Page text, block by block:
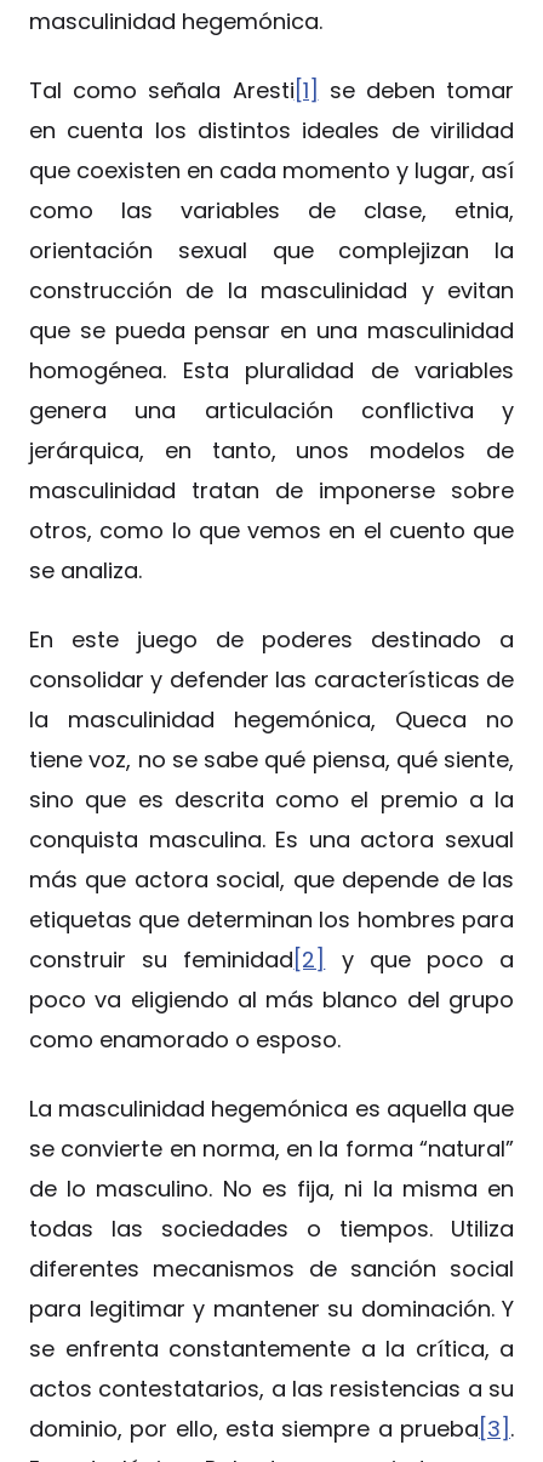
masculinidad hegemónica.
Tal como señala Aresti [1] se deben tomar
en cuenta los distintos ideales de virilidad
que coexisten en cada momento y lugar, así
como las variables de clase, etnia,
orientación sexual que complejizan la
construcción de la masculinidad y evitan
que se pueda pensar en una masculinidad
homogénea. Esta pluralidad de variables
genera una articulación conflictiva y
jerárquica, en tanto, unos modelos de
masculinidad tratan de imponerse sobre
otros, como lo que vemos en el cuento que
se analiza.
En este juego de poderes destinado a
consolidar y defender las características de
la masculinidad hegemónica, Queca no
tiene voz, no se sabe qué piensa, qué siente,
sino que es descrita como el premio a la
conquista masculina. Es una actora sexual
más que actora social, que depende de las
etiquetas que determinan los hombres para
construir su feminidad [2]
y que poco a
poco va eligiendo al más blanco del grupo
como enamorado o esposo.
La masculinidad hegemónica es aquella que
se convierte en norma, en la forma “natural”
de lo masculino. No es fija, ni la misma en
todas las sociedades o tiempos. Utiliza
diferentes mecanismos de sanción social
para legitimar y mantener su dominación. Y
se enfrenta constantemente a la crítica, a
actos contestatarios, a las resistencias a su
dominio, por ello, esta siempre a prueba [3] .